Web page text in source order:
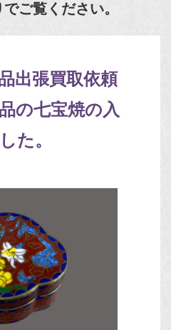
ご覧ください。
出張買取依頼
の七宝焼の入
た。